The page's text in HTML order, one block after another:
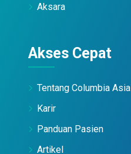
Aksara
Akses Cepat
Tentang Columbia Asia
Karir
Panduan Pasien
Artikel